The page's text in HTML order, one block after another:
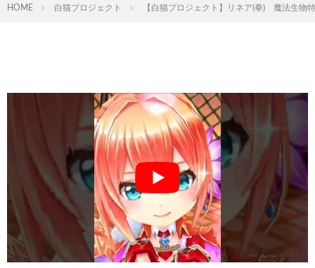
HOME 白猫プロジェクト 【白猫プロジェクト】リネア(拳) 魔法生物